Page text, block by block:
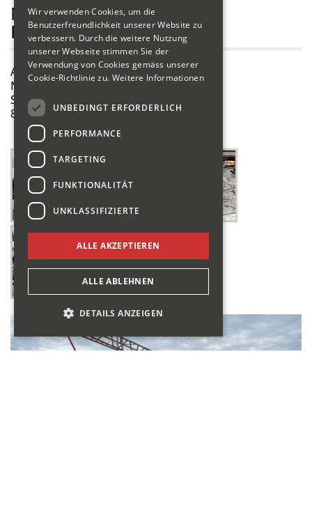
NEUBAU WHITE ROCK,
RÜSCHLIKON
Abbruch & Tiefbau
Neubau White Rock
Seestrasse 102
8803 Rüschlikon
Wir verwenden Cookies, um die
Benutzerfreundlichkeit unserer Website zu
verbessern. Durch die weitere Nutzung
unserer Webseite stimmen Sie der
Verwendung von Cookies gemäss unserer
Cookie-Richtlinie zu. Weitere Informationen
UNBEDINGT ERFORDERLICH
PERFORMANCE
TARGETING
FUNKTIONALITÄT
UNKLASSIFIZIERTE
ALLE AKZEPTIEREN
ALLE ABLEHNEN
DETAILS ANZEIGEN